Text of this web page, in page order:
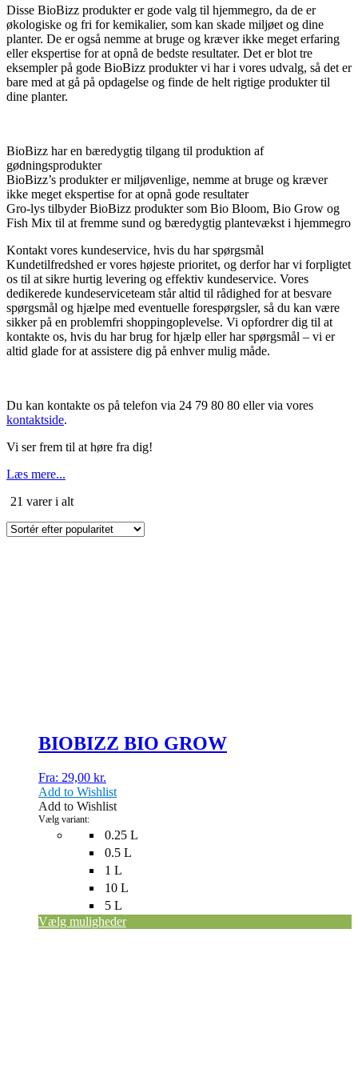
Disse BioBizz produkter er gode valg til hjemmegro, da de er
økologiske og fri for kemikalier, som kan skade miljøet og dine
planter. De er også nemme at bruge og kræver ikke meget erfaring
eller ekspertise for at opnå de bedste resultater. Det er blot tre
eksempler på gode BioBizz produkter vi har i vores udvalg, så det er
bare med at gå på opdagelse og finde de helt rigtige produkter til
dine planter.
BioBizz har en bæredygtig tilgang til produktion af
gødningsprodukter
BioBizz’s produkter er miljøvenlige, nemme at bruge og kræver
ikke meget ekspertise for at opnå gode resultater
Gro-lys tilbyder BioBizz produkter som Bio Bloom, Bio Grow og
Fish Mix til at fremme sund og bæredygtig plantevækst i hjemmegro
Kontakt vores kundeservice, hvis du har spørgsmål
Kundetilfredshed er vores højeste prioritet, og derfor har vi forpligtet
os til at sikre hurtig levering og effektiv kundeservice. Vores
dedikerede kundeserviceteam står altid til rådighed for at besvare
spørgsmål og hjælpe med eventuelle forespørgsler, så du kan være
sikker på en problemfri shoppingoplevelse. Vi opfordrer dig til at
kontakte os, hvis du har brug for hjælp eller har spørgsmål – vi er
altid glade for at assistere dig på enhver mulig måde.
Du kan kontakte os på telefon via 24 79 80 80 eller via vores
kontaktside.
Vi ser frem til at høre fra dig!
Læs mere...
21 varer i altSorteret
popularitet
BIOBIZZ BIO GROW
Fra: 29,00 kr.
0.25 L
0.5 L
1 L
10 L
5 L
Vælg variant:
Vælg muligheder
Add to Wishlist
Add to Wishlist